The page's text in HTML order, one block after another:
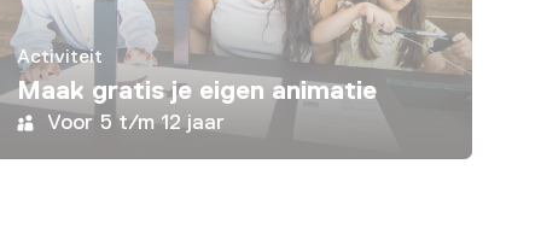
Activiteit
Maak gratis je eigen animatie
Voor 5 t/m 12 jaar